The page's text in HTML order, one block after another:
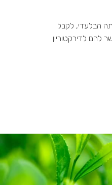
הבלעדי, לקבל
להם לדירקטוריון